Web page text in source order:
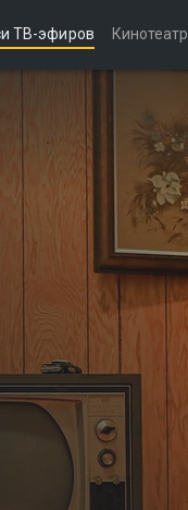
ТВ-эфиров Кинотеатр